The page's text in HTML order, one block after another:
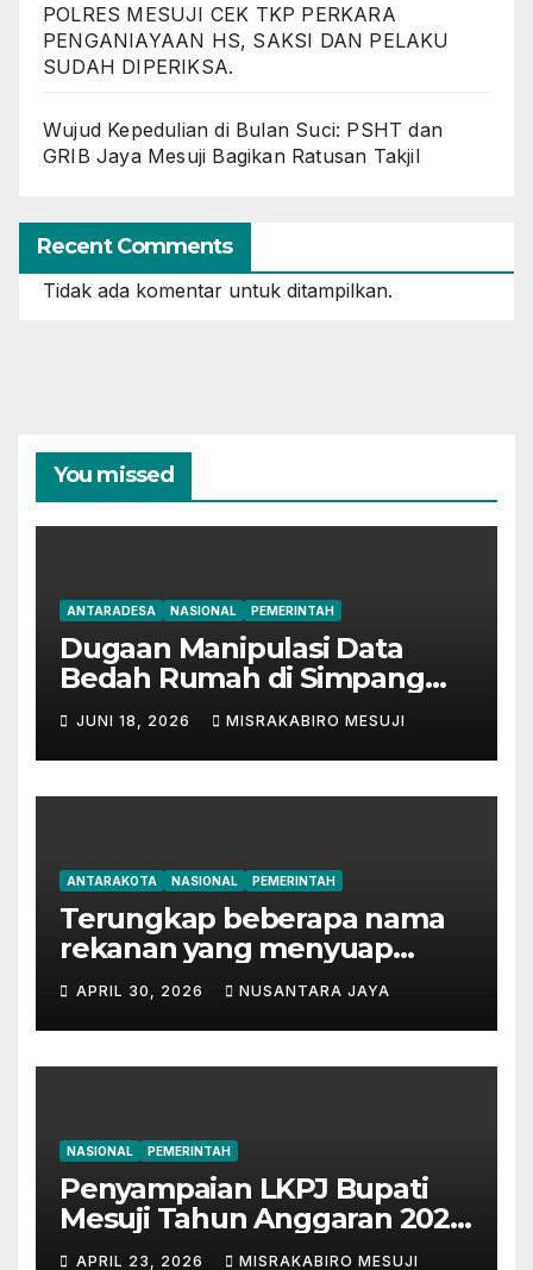
POLRES MESUJI CEK TKP PERKARA
PENGANIAYAAN HS, SAKSI DAN PELAKU
SUDAH DIPERIKSA.
Wujud Kepedulian di Bulan Suci: PSHT dan
GRIB Jaya Mesuji Bagikan Ratusan Takjil
Recent Comments
Tidak ada komentar untuk ditampilkan.
You missed
ANTARADESA NASIONAL PEMERINTAH
Dugaan Manipulasi Data
Bedah Rumah di Simpang
Mesuji, Oknum Tak
Bertanggung Jawab
Disinyalir ‘Kondisikan’ Bansos
JUNI 18, 2026 MISRAKABIRO MESUJI
ANTARAKOTA NASIONAL PEMERINTAH
Terungkap beberapa nama
rekanan yang menyuap
mantan Bupati Lampung
Tengah
APRIL 30, 2026 NUSANTARA JAYA
NASIONAL PEMERINTAH
Penyampaian LKPJ Bupati
Mesuji Tahun Anggaran 2025
Digelar dalam Rapat
APRIL 23, 2026 MISRAKABIRO MESUJI